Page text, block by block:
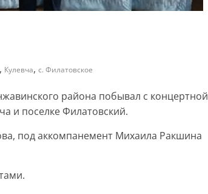
, Кулевча, с. Филатовское
района побывал с концертной
и поселке Филатовский.
под аккомпанемент Михаила Ракшина